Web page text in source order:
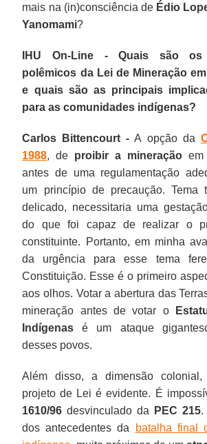
mais na (in)consciência de Édio
Yanomami?
IHU On-Line - Quais são
polêmicos da Lei de Mineração
e quais são as principais
para as comunidades indígenas?
Carlos Bittencourt - A opção da
1988, de proibir a mineraçãoem
antes de uma regulamentação
um princípio de precaução. Tema
delicado, necessitaria uma
do que foi capaz de realizar o
constituinte. Portanto, em minha
da urgência para esse tema
Constituição. Esse é o primeiro
aos olhos. Votar a abertura das
mineração antes de votar o
Indígenas é um ataque
desses povos.
Além disso, a dimensão colonial,
projeto de Lei é evidente. É
1610/96 desvinculado da PEC 215.
dos antecedentes da
batalha final